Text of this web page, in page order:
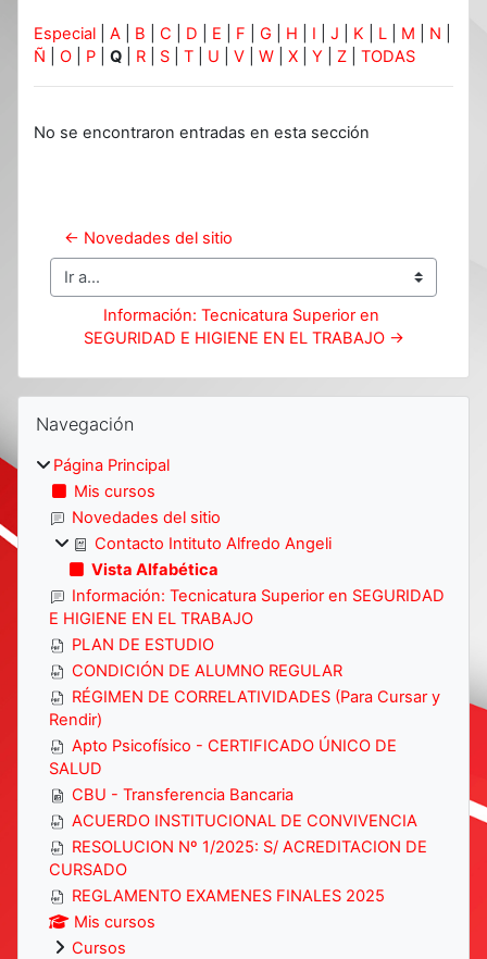
Especial A B C D E F G H I J K L M N
Ñ
O P Q R S T U V W X Y Z TODAS
No se encontraron entradas en esta sección
← Novedades del sitio
Ir a...
Información: Tecnicatura Superior en
SEGURIDAD E HIGIENE EN EL TRABAJO →
Navegación
Página Principal
Mis cursos
Novedades del sitio
Contacto Intituto Alfredo Angeli
Vista Alfabética
Información: Tecnicatura Superior en SEGURIDAD
E HIGIENE EN EL TRABAJO
PLAN DE ESTUDIO
CONDICIÓN DE ALUMNO REGULAR
RÉGIMEN DE CORRELATIVIDADES (Para Cursar y
Rendir)
Apto Psicofísico - CERTIFICADO ÚNICO DE
SALUD
CBU - Transferencia Bancaria
ACUERDO INSTITUCIONAL DE CONVIVENCIA
RESOLUCION Nº 1/2025: S/ ACREDITACION DE
CURSADO
REGLAMENTO EXAMENES FINALES 2025
Mis cursos
Cursos